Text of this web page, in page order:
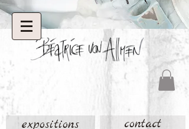
expositions contact